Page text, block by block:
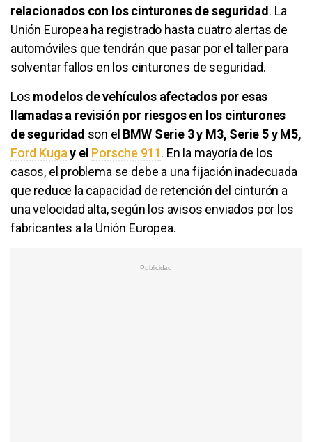
relacionados con los cinturones de seguridad. La
Unión Europea ha registrado hasta cuatro alertas de
automóviles que tendrán que pasar por el taller para
solventar fallos en los cinturones de seguridad.
Los modelos de vehículos afectados por esas
llamadas a revisión por riesgos en los cinturones
de seguridad son el BMW Serie 3 y M3, Serie 5 y M5,
Ford Kugay el Porsche 911. En la mayoría de los
casos, el problema se debe a una fijación inadecuada
que reduce la capacidad de retención del cinturón a
una velocidad alta, según los avisos enviados por los
fabricantes a la Unión Europea.